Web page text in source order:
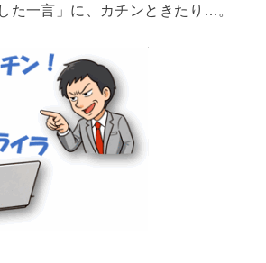
た一言」に、カチンときたり…。